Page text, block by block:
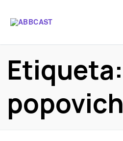
Etiqueta:
popovich